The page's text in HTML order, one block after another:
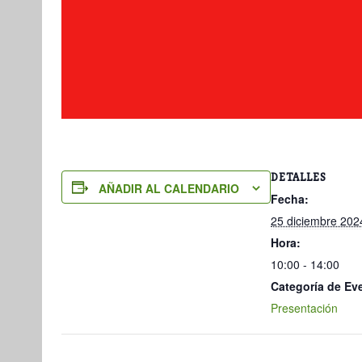
AÑADIR AL CALENDARIO
DETALLES
Fecha:
25 diciembre
Hora:
10:00 - 14:00
Categoría de
Presentación